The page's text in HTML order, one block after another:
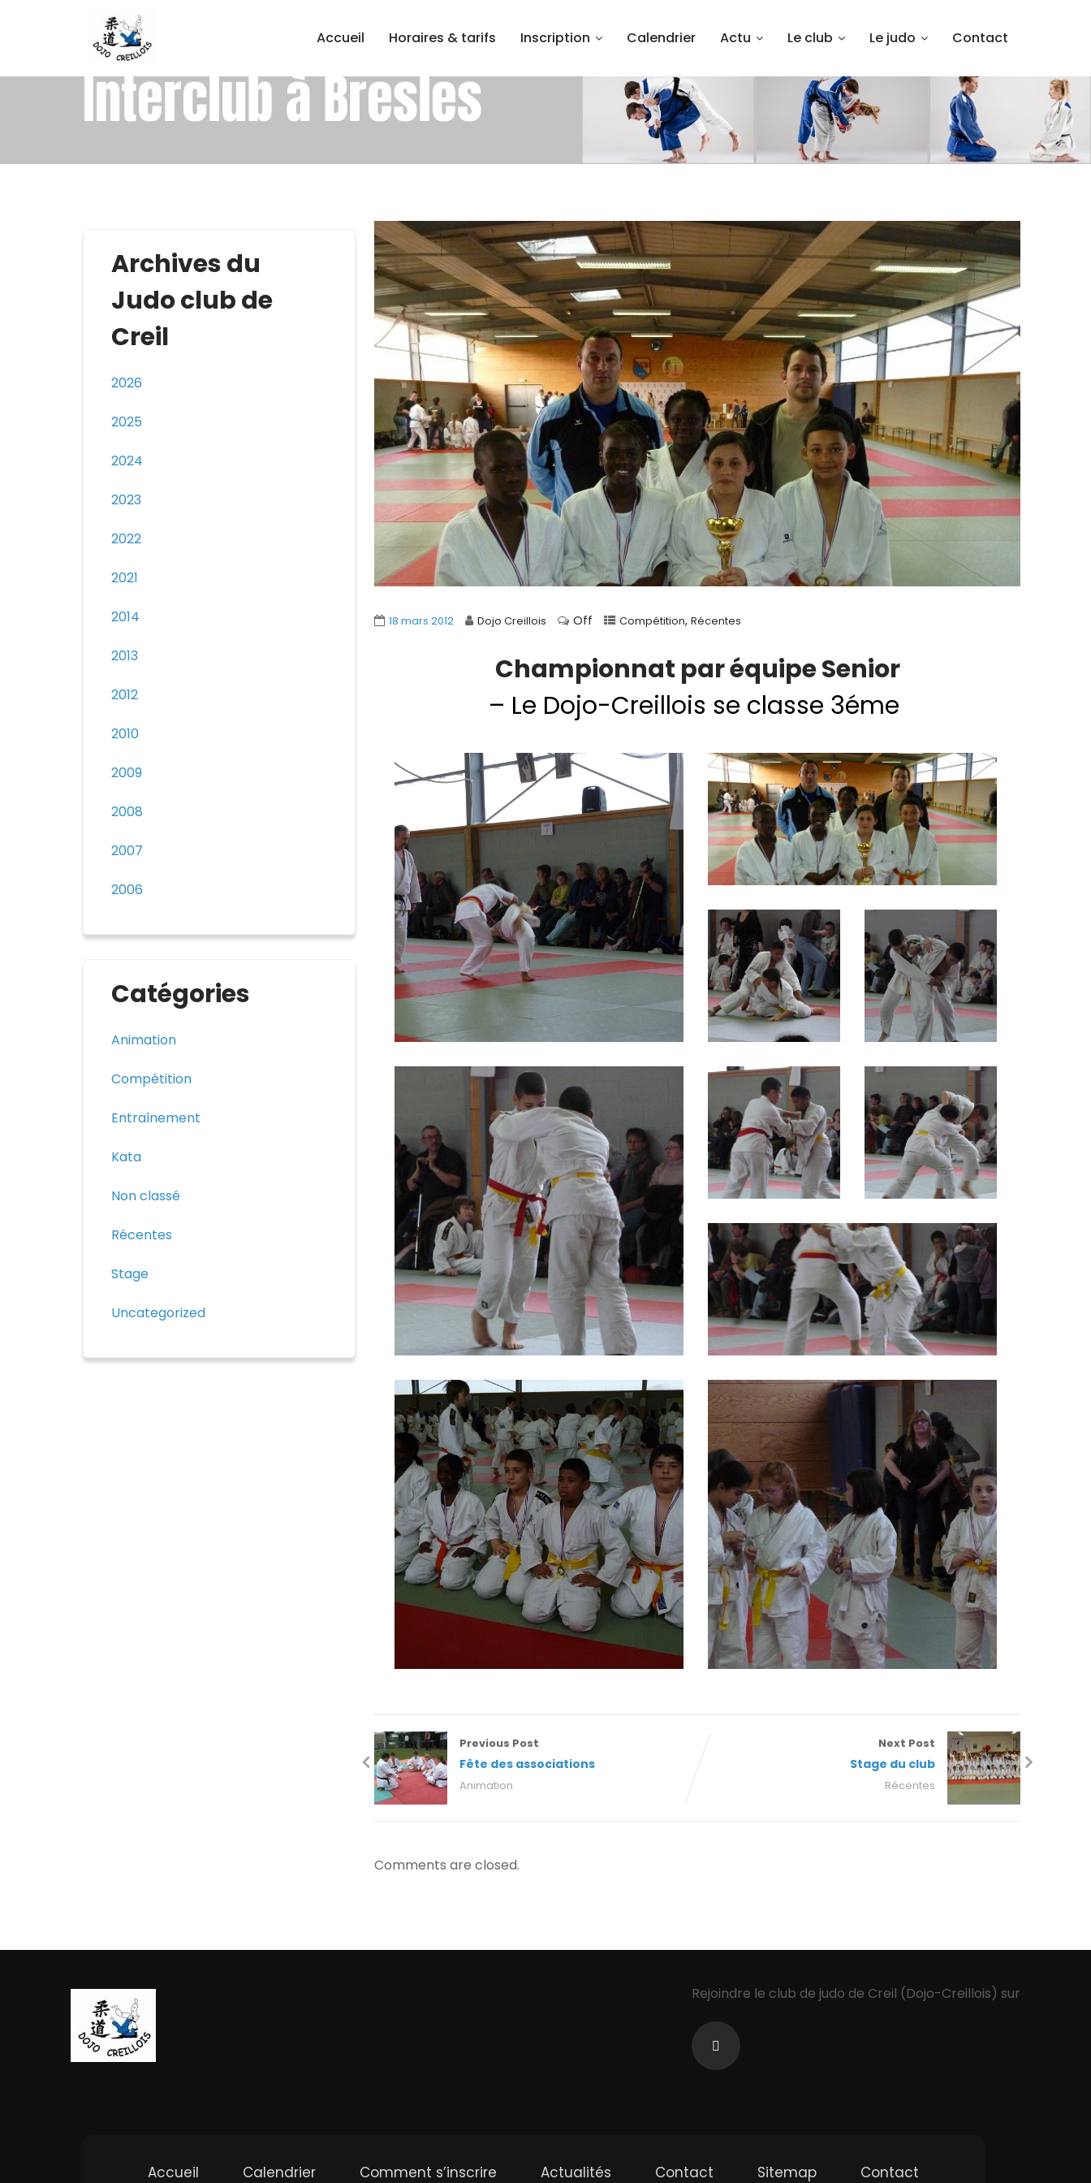
Accueil Horaires & tarifs Inscription Calendrier Actu Le club Le judo Contact
Interclub à Bresles
18 mars 2012 Dojo Creillois Off Compétition,Récentes
Championnat par équipe Senior
– Le Dojo-Creillois se classe 3éme
Previous Post
Fête des associations
Animation
Next Post
Stage du club
Récentes
Comments are closed.
Archives du
Judo club de
Creil
2026
2025
2024
2023
2022
2021
2014
2013
2012
2010
2009
2008
2007
2006
Catégories
Animation
Compétition
Entraînement
Kata
Non classé
Récentes
Stage
Uncategorized
Rejoindre le club de judo de Creil (Dojo-Creillois) sur
Accueil Calendrier Comment s’inscrire Actualités Contact Sitemap Contact